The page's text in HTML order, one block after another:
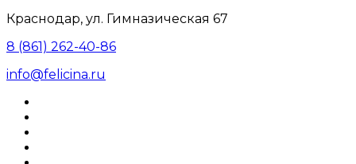
Краснодар, ул. Гимназическая 67
8 (861) 262-40-86
info@felicina.ru